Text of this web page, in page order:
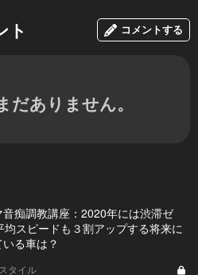
ト コメントする
だありません。
音痴調教講座：2020年には渋滞ゼ
均スピードも３割アップする将来に
る車は？
タイル